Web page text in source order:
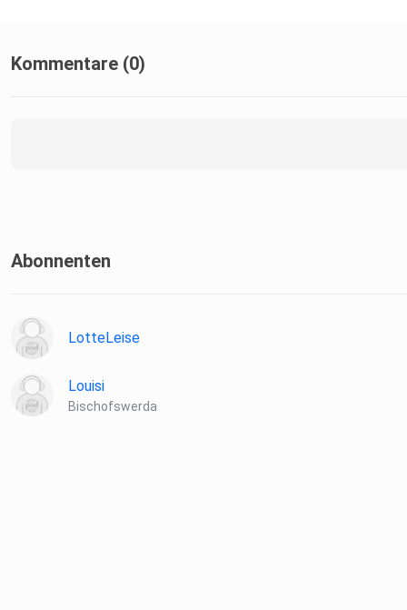
Kommentare (0)
Abonnenten
LotteLeise
Louisi
Bischofswerda